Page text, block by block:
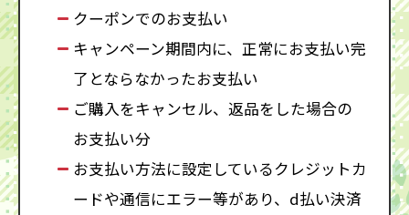
クーポンでのお支払い
キャンペーン期間内に、正常にお支払い完
了とならなかったお支払い
ご購入をキャンセル、返品をした場合の
お支払い分
お支払い方法に設定しているクレジットカ
ードや通信にエラー等があり、d払い決済